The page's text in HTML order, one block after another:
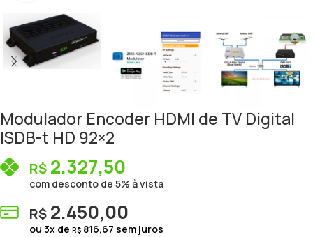
Modulador Encoder HDMI de TV Digital
ISDB-t HD 92×2
R$ 2.327,50
com desconto de 5% à vista
R$ 2.450,00
ou 3x de R$ 816,67 sem juros